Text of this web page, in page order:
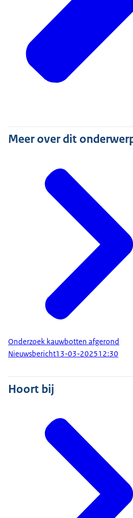
Meer over dit
Onderzoek kauwbotten afgerond
Nieuwsbericht13-03-202512:30
Hoort bij